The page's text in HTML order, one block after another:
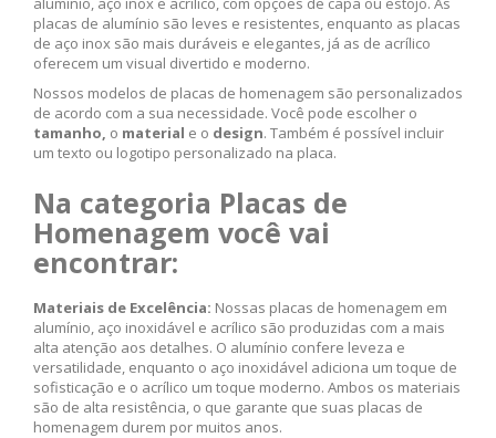
placas de alumínio são leves e resistentes, enquanto as placas
de aço inox são mais duráveis e elegantes, já as de acrílico
oferecem um visual divertido e moderno.
Nossos modelos de placas de homenagem são personalizados
de acordo com a sua necessidade. Você pode escolher o
tamanho, o material e o design. Também é possível incluir
um texto ou logotipo personalizado na placa.
Na categoria Placas de
Homenagem você vai
encontrar:
Materiais de Excelência: Nossas placas de homenagem em
alumínio, aço inoxidável e acrílico são produzidas com a mais
alta atenção aos detalhes. O alumínio confere leveza e
versatilidade, enquanto o aço inoxidável adiciona um toque de
sofisticação e o acrílico um toque moderno. Ambos os materiais
são de alta resistência, o que garante que suas placas de
homenagem durem por muitos anos.